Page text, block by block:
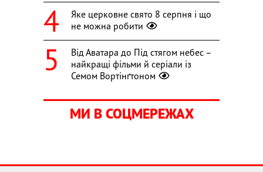
Яке церковне свято 8 серпня і що
не можна робити
Від Аватара до Під стягом небес –
найкращі фільми й серіали із
Семом Вортінґтоном
МИ В СОЦМЕРЕЖАХ